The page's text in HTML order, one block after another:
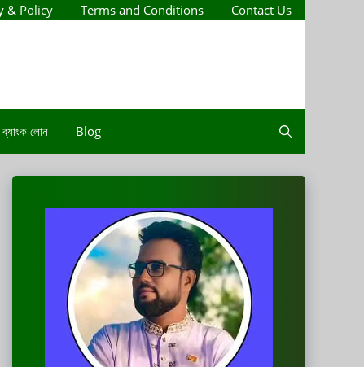
& Policy Terms and Conditions Contact Us
ব্যাংক লোন Blog